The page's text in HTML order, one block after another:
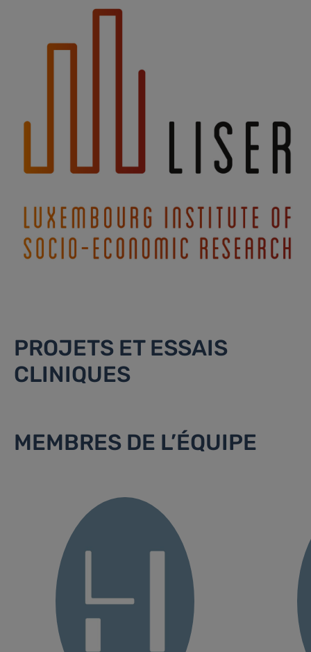
PROJETS ET ESSAIS
CLINIQUES
MEMBRES DE L’ÉQUIPE